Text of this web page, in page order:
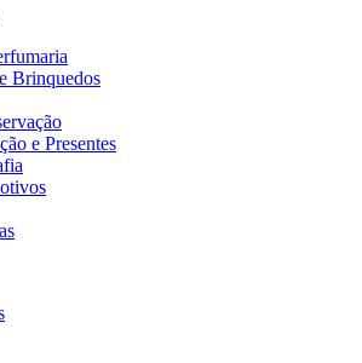
Brinquedos
e Presentes